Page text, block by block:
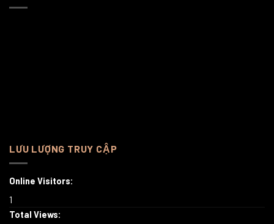
LƯU LƯỢNG TRUY CẬP
Online Visitors:
1
Total Views: